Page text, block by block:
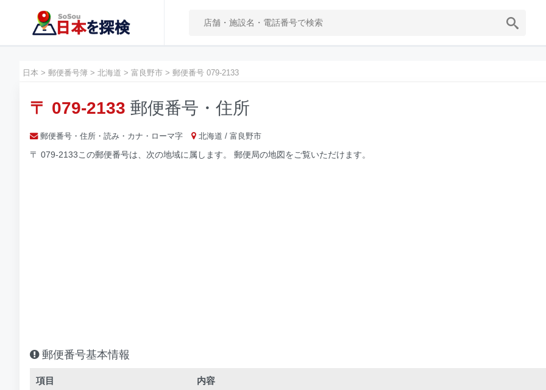
日本 > 郵便番号簿 > 北海道 > 富良野市 > 郵便番号 079-2133
〒 079-2133 郵便番号・住所
郵便番号・住所・読み・カナ・ローマ字 北海道 / 富良野市
〒 079-2133この郵便番号は、次の地域に属します。 郵便局の地図をご覧いただけます。
郵便番号基本情報
項目 内容